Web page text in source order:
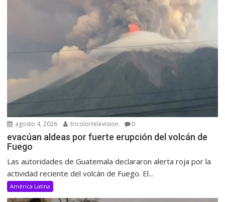
agosto 4, 2026 tricolortelevision 0
evacúan aldeas por fuerte erupción del volcán de
Fuego
Las autoridades de Guatemala declararon alerta roja por la
actividad reciente del volcán de Fuego. El...
América Latina